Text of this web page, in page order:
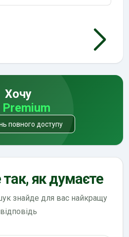
Хочу
Premium
повного доступу
як думаєте
знайде для вас найкращу
відповідь